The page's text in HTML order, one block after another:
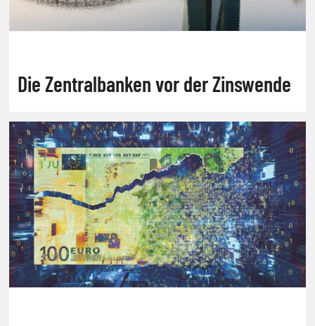
Die Zentralbanken vor der Zinswende